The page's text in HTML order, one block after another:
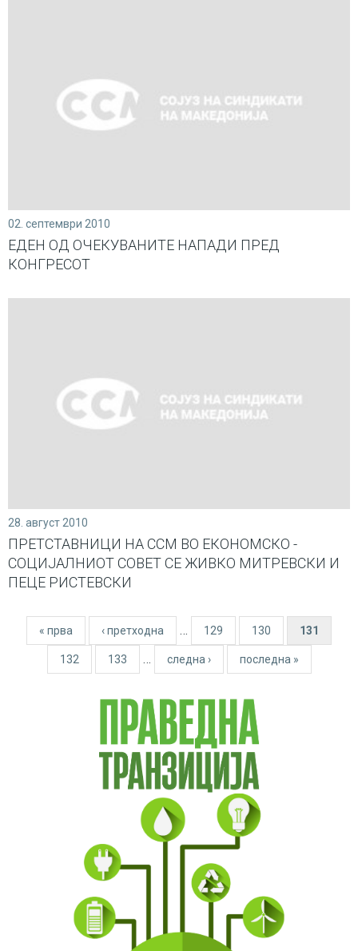
02. септември 2010
ЕДЕН ОД ОЧЕКУВАНИТЕ НАПАДИ ПРЕД
КОНГРЕСОТ
28. август 2010
ПРЕТСТАВНИЦИ НА ССМ ВО ЕКОНОМСКО -
СОЦИЈАЛНИОТ СОВЕТ СЕ ЖИВКО МИТРЕВСКИ И
ПЕЦЕ РИСТЕВСКИ
Pages
« прва ‹ претходна … 129 130 131
132 133 … следна › последна »